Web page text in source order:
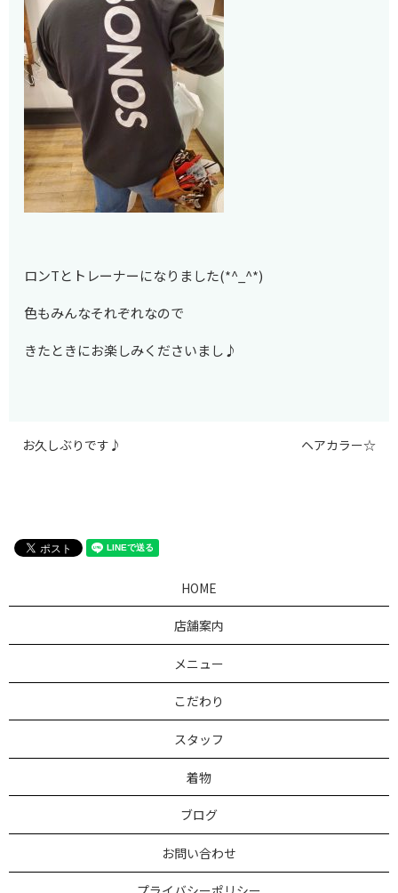
ロンTとトレーナーになりました(*^_^*)
色もみんなそれぞれなので
きたときにお楽しみくださいまし♪
お久しぶりです♪ ヘアカラー☆
HOME
店舗案内
メニュー
こだわり
スタッフ
着物
ブログ
お問い合わせ